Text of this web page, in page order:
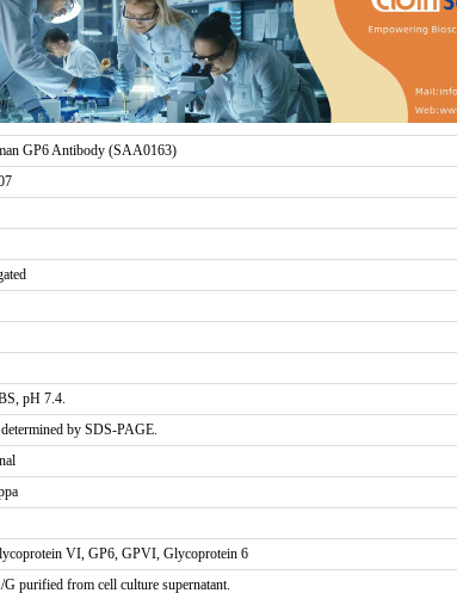
GP6 Antibody (SAA0163)
pH 7.4.
by SDS-PAGE.
VI, GP6, GPVI, Glycoprotein 6
G purified from cell culture supernatant.